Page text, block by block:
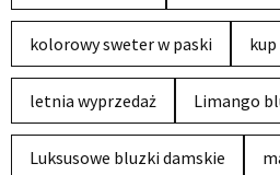
kolorowy sweter w paski
letnia wyprzedaż Limango
Luksusowe bluzki damskie